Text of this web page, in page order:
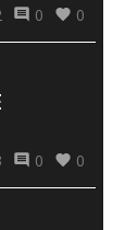
0 0
0 0